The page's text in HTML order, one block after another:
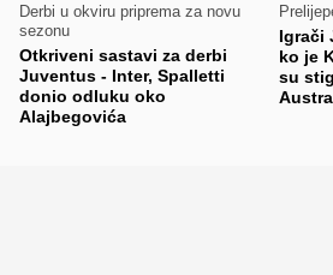
Derbi u okviru priprema za novu
sezonu
Otkriveni sastavi za derbi
Juventus - Inter, Spalletti
donio odluku oko
Alajbegovića
Igrači
ko je
su